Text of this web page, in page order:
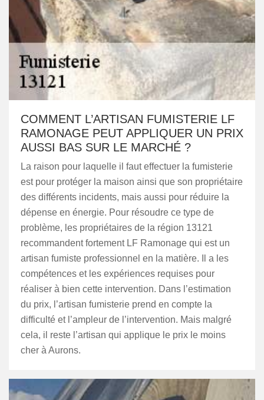
COMMENT L’ARTISAN FUMISTERIE LF
RAMONAGE PEUT APPLIQUER UN PRIX
AUSSI BAS SUR LE MARCHÉ ?
La raison pour laquelle il faut effectuer la fumisterie
est pour protéger la maison ainsi que son propriétaire
des différents incidents, mais aussi pour réduire la
dépense en énergie. Pour résoudre ce type de
problème, les propriétaires de la région 13121
recommandent fortement LF Ramonage qui est un
artisan fumiste professionnel en la matière. Il a les
compétences et les expériences requises pour
réaliser à bien cette intervention. Dans l’estimation
du prix, l’artisan fumisterie prend en compte la
difficulté et l’ampleur de l’intervention. Mais malgré
cela, il reste l’artisan qui applique le prix le moins
cher à Aurons.